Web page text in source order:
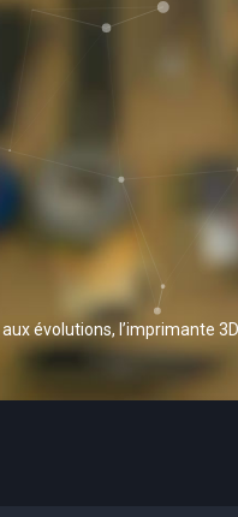
aux évolutions, l’imprimante